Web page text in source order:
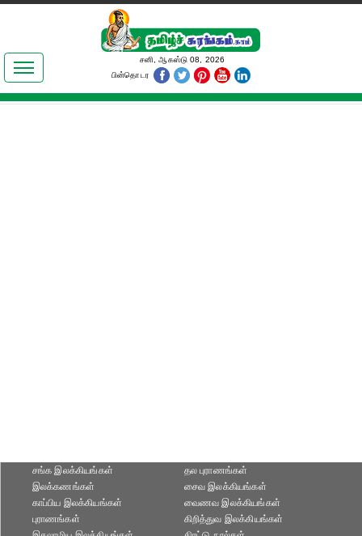
இலக்கியங்கள்
தமிழ் உலகம்
சனி, ஆகஸ்டு 08, 2026
பின்தொடர
சங்க இலக்கியங்கள்
இலக்கணங்கள்
காப்பிய இலக்கியங்கள்
புராணங்கள்
தல புராணங்கள்
சைவ இலக்கியங்கள்
வைணவ இலக்கியங்கள்
கிறித்துவ இலக்கியங்கள்